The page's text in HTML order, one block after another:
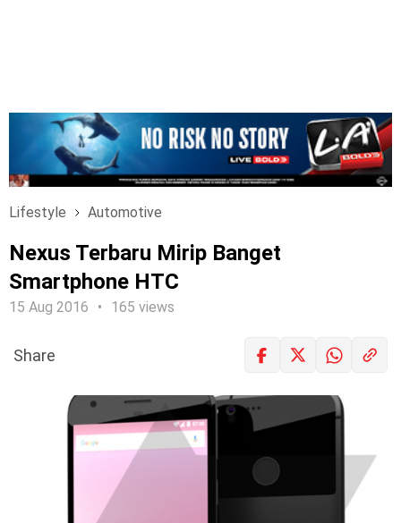
Lifestyle Automotive
Nexus Terbaru Mirip Banget
Smartphone HTC
15 Aug 2016 165 views
LOGIN
Share